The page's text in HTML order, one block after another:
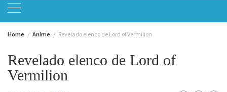
Home Anime Revelado elenco de Lord of Vermilion
Revelado elenco de Lord of
Vermilion